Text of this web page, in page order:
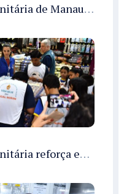
Vigilância sanitária de Manaus encerra Semana da Vigilância com painel para médicos recém-formados e projeto Fiscal Mirim
Vigilância sanitária reforça educação e formação de médicos em Manaus na Semana da Vigilância 2026